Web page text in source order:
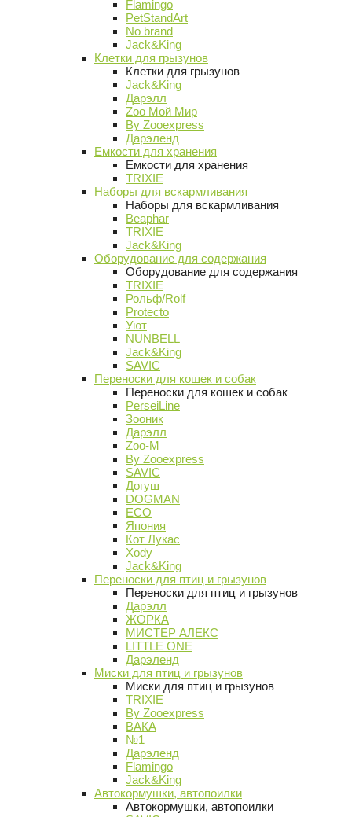
Flamingo
PetStandArt
No brand
Jack&King
Клетки для грызунов
Клетки для грызунов
Jack&King
Дарэлл
Zoo Мой Мир
By Zooexpress
Дарэленд
Емкости для хранения
Емкости для хранения
TRIXIE
Наборы для вскармливания
Наборы для вскармливания
Beaphar
TRIXIE
Jack&King
Оборудование для содержания
Оборудование для содержания
TRIXIE
Рольф/Rolf
Protecto
Уют
NUNBELL
Jack&King
SAVIC
Переноски для кошек и собак
Переноски для кошек и собак
PerseiLine
Зооник
Дарэлл
Zoo-M
By Zooexpress
SAVIC
Догуш
DOGMAN
ECO
Япония
Кот Лукас
Xody
Jack&King
Переноски для птиц и грызунов
Переноски для птиц и грызунов
Дарэлл
ЖОРКА
МИСТЕР АЛЕКС
LITTLE ONE
Дарэленд
Миски для птиц и грызунов
Миски для птиц и грызунов
TRIXIE
By Zooexpress
ВАКА
№1
Дарэленд
Flamingo
Jack&King
Автокормушки, автопоилки
Автокормушки, автопоилки